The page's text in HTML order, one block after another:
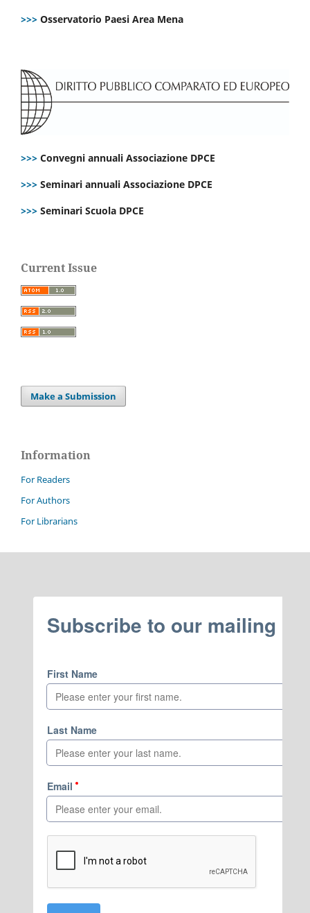
>>> Osservatorio Paesi Area Mena
>>> Convegni annuali Associazione DPCE
>>> Seminari annuali Associazione DPCE
>>> Seminari Scuola DPCE
Current Issue
Make a Submission
Information
For Readers
For Authors
For Librarians